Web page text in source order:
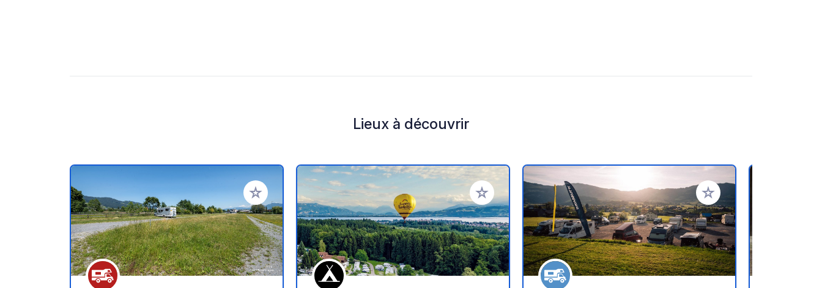
Lieux à découvrir
Ajouter à vos favoris Ajouter à vos favoris Ajouter à vos favoris